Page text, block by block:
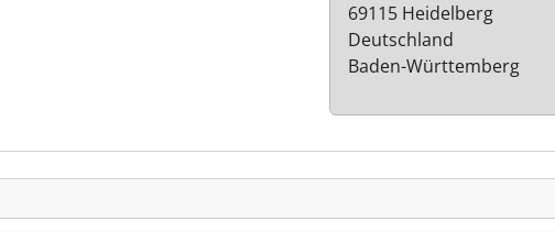
69115 Heidelberg
Deutschland
Baden-Württemberg